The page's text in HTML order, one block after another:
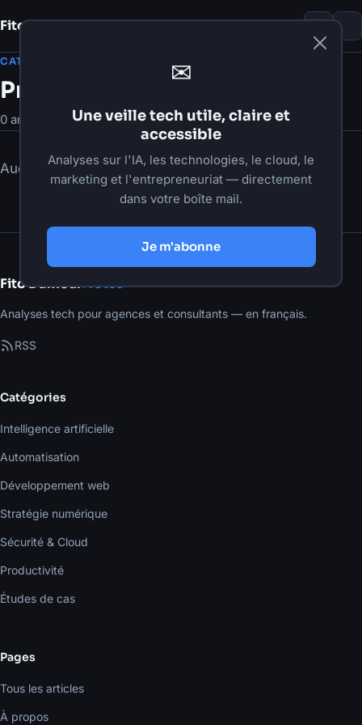
Fito DamourNotes
CATÉGORIE
Productivité
0 articles
Aucun article dans cette catégorie pour le moment.
Fito DamourNotes
Analyses tech pour agences et consultants — en français.
RSS
Catégories
Intelligence artificielle
Automatisation
Développement web
Stratégie numérique
Sécurité & Cloud
Productivité
Études de cas
Pages
Tous les articles
À propos
✉
Une veille tech utile, claire et
accessible
Analyses sur l'IA, les technologies, le cloud, le
marketing et l'entrepreneuriat — directement
dans votre boîte mail.
Je m'abonne